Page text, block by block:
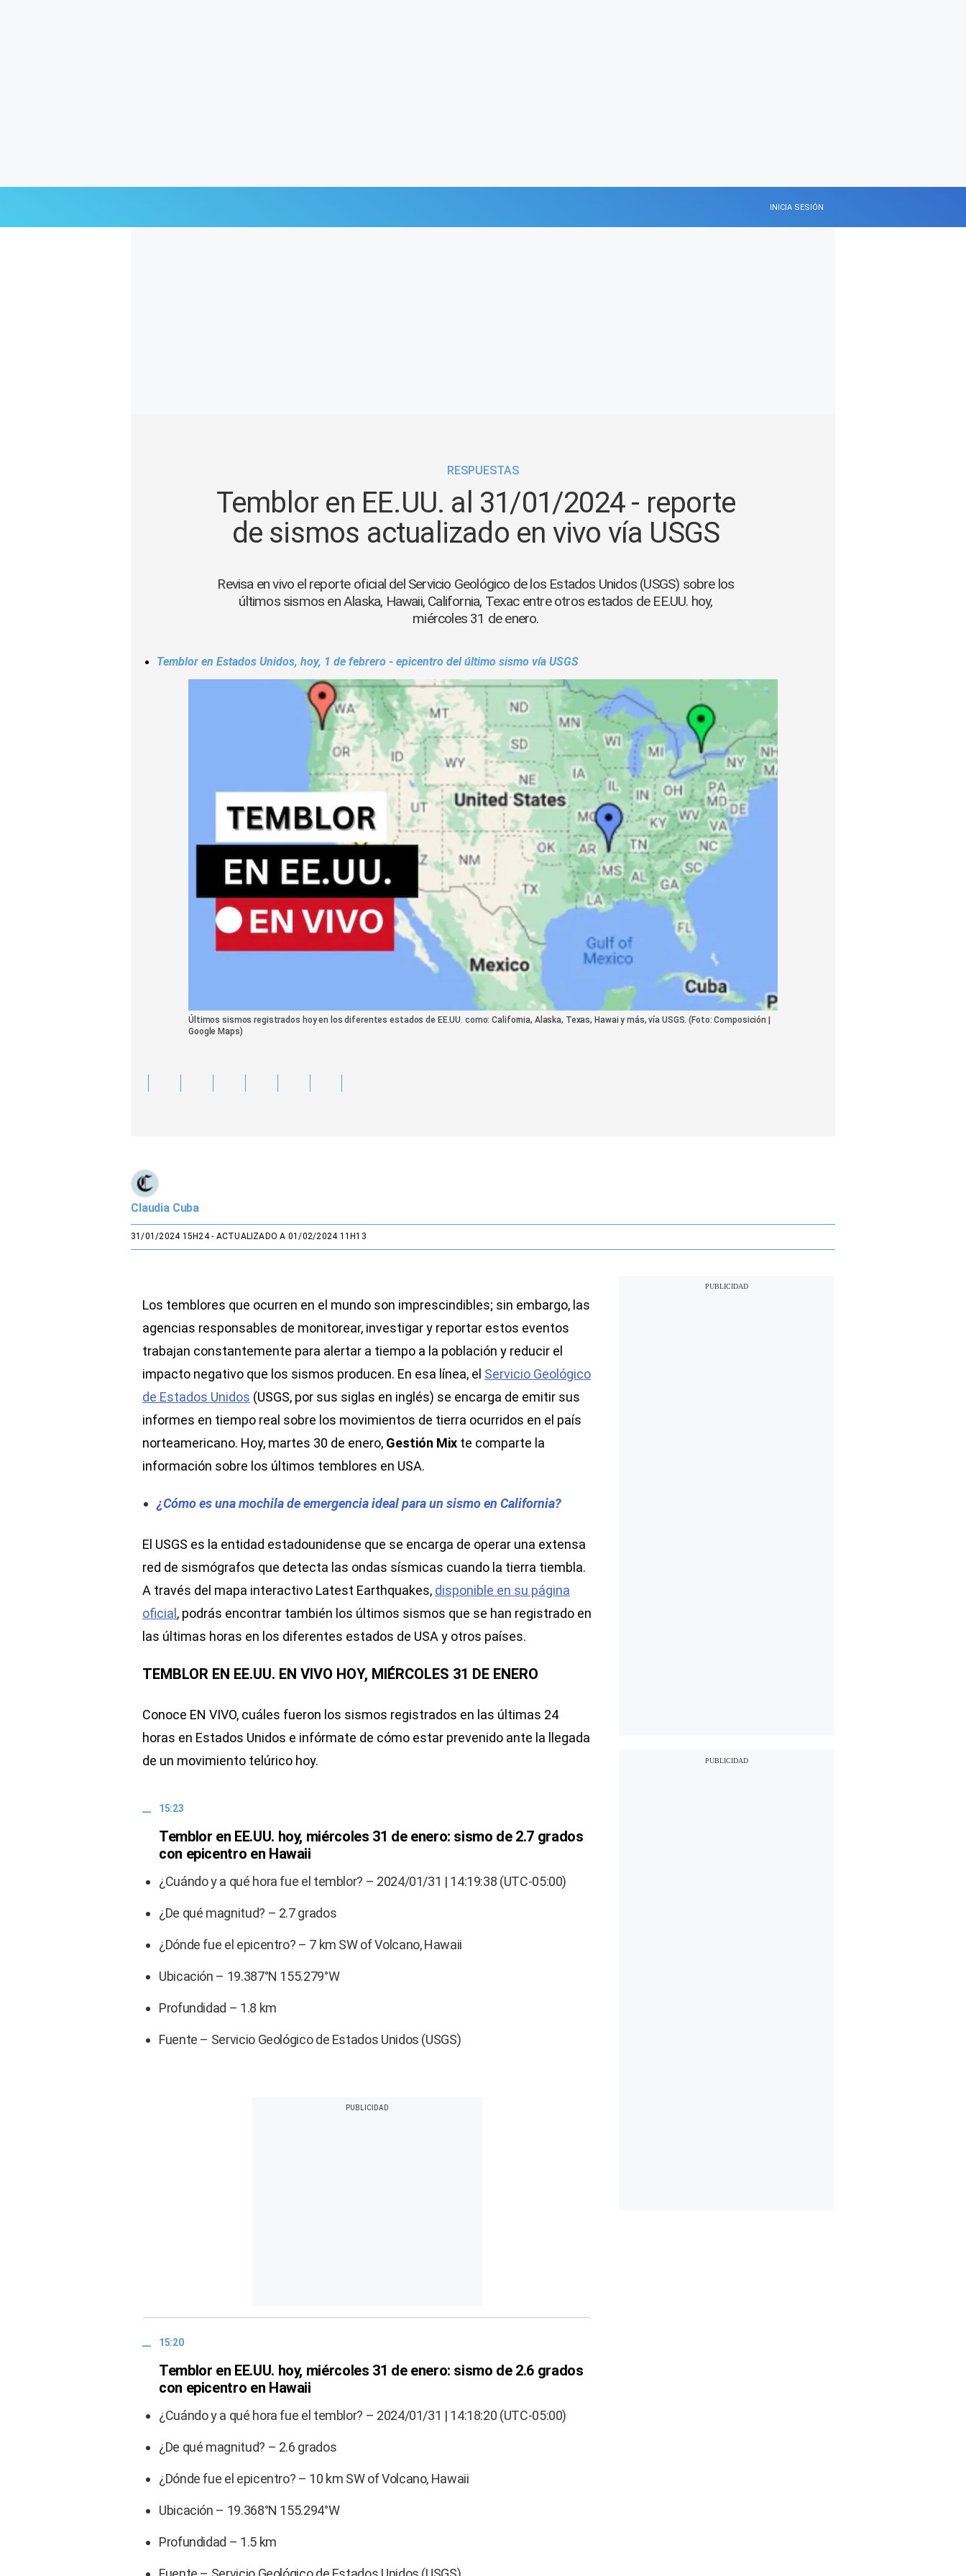
INICIA SESIÓN
RESPUESTAS
Temblor en EE.UU. al 31/01/2024 - reporte
de sismos actualizado en vivo vía USGS
Revisa en vivo el reporte oficial del Servicio Geológico de los Estados Unidos (USGS) sobre los
últimos sismos en Alaska, Hawaii, California, Texac entre otros estados de EE.UU. hoy,
miércoles 31 de enero.
Temblor en Estados Unidos, hoy, 1 de febrero - epicentro del último sismo vía USGS
Últimos sismos registrados hoy en los diferentes estados de EE.UU. como: California, Alaska, Texas, Hawai y más, vía USGS. (Foto: Composición |
Google Maps)
Claudia Cuba
31/01/2024 15H24- ACTUALIZADO A 01/02/2024 11H13
Los temblores que ocurren en el mundo son imprescindibles; sin embargo, las
agencias responsables de monitorear, investigar y reportar estos eventos
trabajan constantemente para alertar a tiempo a la población y reducir el
impacto negativo que los sismos producen. En esa línea, el Servicio Geológico
de Estados Unidos (USGS, por sus siglas en inglés) se encarga de emitir sus
informes en tiempo real sobre los movimientos de tierra ocurridos en el país
norteamericano. Hoy, martes 30 de enero, Gestión Mix te comparte la
información sobre los últimos temblores en USA.
¿Cómo es una mochila de emergencia ideal para un sismo en California?
El USGS es la entidad estadounidense que se encarga de operar una extensa
red de sismógrafos que detecta las ondas sísmicas cuando la tierra tiembla.
A través del mapa interactivo Latest Earthquakes, disponible en su página
oficial, podrás encontrar también los últimos sismos que se han registrado en
las últimas horas en los diferentes estados de USA y otros países.
TEMBLOR EN EE.UU. EN VIVO HOY, MIÉRCOLES 31 DE ENERO
Conoce EN VIVO, cuáles fueron los sismos registrados en las últimas 24
horas en Estados Unidos e infórmate de cómo estar prevenido ante la llegada
de un movimiento telúrico hoy.
15:23
Temblor en EE.UU. hoy, miércoles 31 de enero: sismo de 2.7 grados
con epicentro en Hawaii
¿Cuándo y a qué hora fue el temblor? – 2024/01/31 | 14:19:38 (UTC-05:00)
¿De qué magnitud? – 2.7 grados
¿Dónde fue el epicentro? – 7 km SW of Volcano, Hawaii
Ubicación – 19.387°N 155.279°W
Profundidad – 1.8 km
Fuente – Servicio Geológico de Estados Unidos (USGS)
15:20
Temblor en EE.UU. hoy, miércoles 31 de enero: sismo de 2.6 grados
con epicentro en Hawaii
¿Cuándo y a qué hora fue el temblor? – 2024/01/31 | 14:18:20 (UTC-05:00)
¿De qué magnitud? – 2.6 grados
¿Dónde fue el epicentro? – 10 km SW of Volcano, Hawaii
Ubicación – 19.368°N 155.294°W
Profundidad – 1.5 km